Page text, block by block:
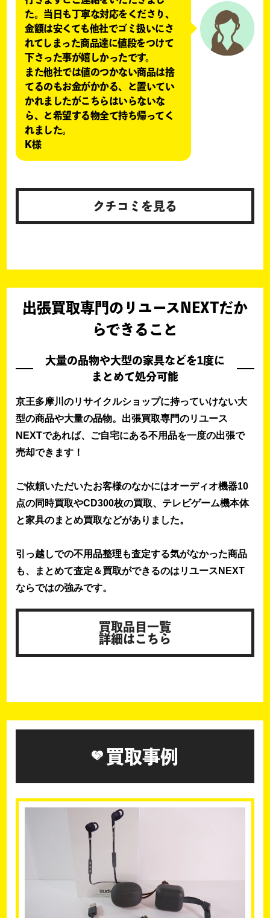
た。当日も丁寧な対応をくださり、
金額は安くても他社でゴミ扱いにさ
れてしまった商品達に値段をつけて
下さった事が嬉しかったです。
また他社では値のつかない商品は捨
てるのもお金がかかる、と置いてい
かれましたがこちらはいらないな
ら、と希望する物全て持ち帰ってく
れました。
K様
クチコミを見る
出張買取専門のリユースNEXTだか
らできること
大量の品物や大型の家具などを1度に
まとめて処分可能
京王多摩川のリサイクルショップに持っていけない大
型の商品や大量の品物。出張買取専門のリユース
NEXTであれば、ご自宅にある不用品を一度の出張で
売却できます！
ご依頼いただいたお客様のなかにはオーディオ機器10
点の同時買取やCD300枚の買取、テレビゲーム機本体
と家具のまとめ買取などがありました。
引っ越しでの不用品整理も査定する気がなかった商品
も、まとめて査定＆買取ができるのはリユースNEXT
ならではの強みです。
買取品目一覧
詳細はこちら
買取事例